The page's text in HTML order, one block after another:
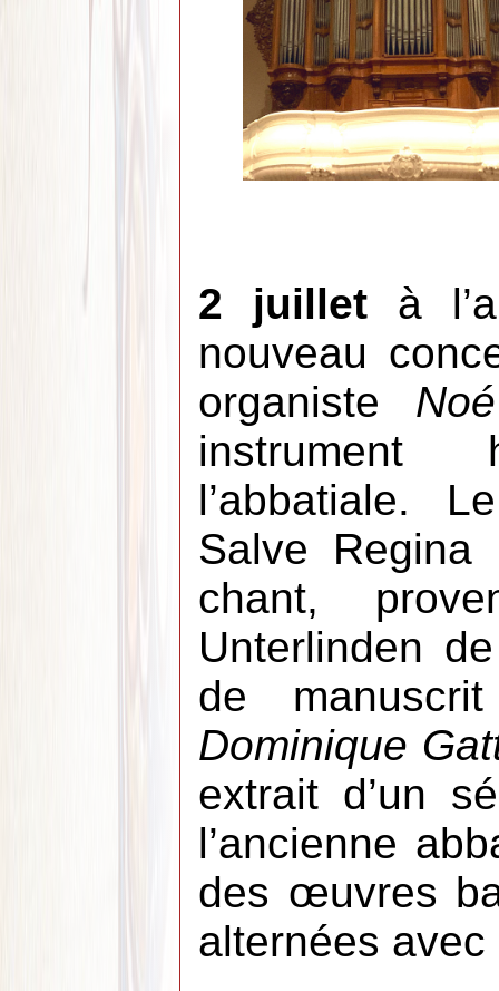
2 juilletà
nouveau
organiste
instrument
l’abbatiale.
Salve
chant,
Unterlinden
de
Dominique
extrait d’un
l’ancienne
des œuvres
alternées